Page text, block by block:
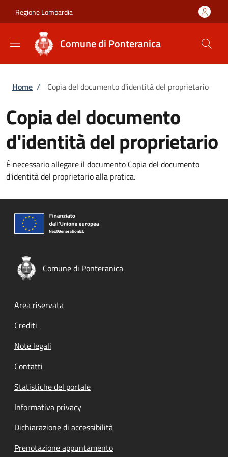
Regione Lombardia
Comune di Ponteranica
Briciole di pane
Home / Copia del documento d'identità del proprietario
Copia del documento
d'identità del proprietario
È necessario allegare il documento Copia del documento
d'identità del proprietario alla pratica.
Comune di Ponteranica
Footer menu
Area riservata
Crediti
Note legali
Contatti
Statistiche del portale
Informativa privacy
Dichiarazione di accessibilità
Prenotazione appuntamento